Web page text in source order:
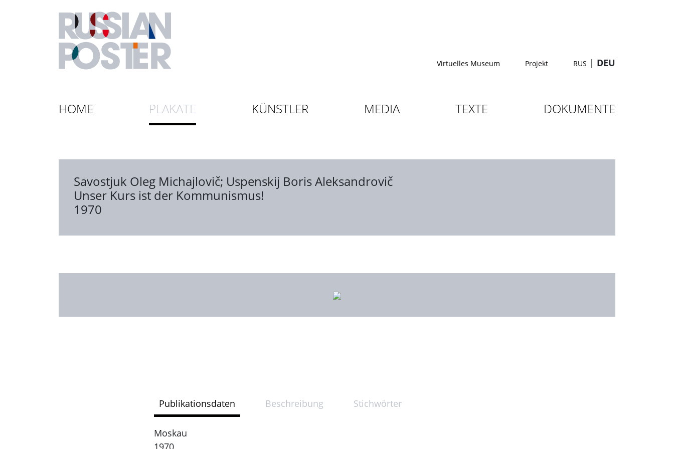
Virtuelles Museum Projekt RUS | DEU
HOME PLAKATE KÜNSTLER MEDIA TEXTE DOKUMENTE
Savostjuk Oleg Michajlovič; Uspenskij Boris Aleksandrovič
Unser Kurs ist der Kommunismus!
1970
Publikationsdaten Beschreibung Stichwörter
Moskau
1970